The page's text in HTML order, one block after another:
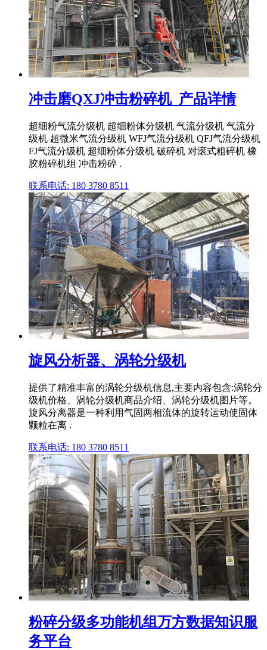
冲击磨QXJ冲击粉碎机_产品详情
超细粉气流分级机 超细粉体分级机 气流分级机 气流分
级机 超微米气流分级机 WFJ气流分级机 QFJ气流分级机
FJ气流分级机 超细粉体分级机 破碎机 对滚式粗碎机 橡
胶粉碎机组 冲击粉碎 .
联系电话: 180 3780 8511
旋风分析器、涡轮分级机
提供了精准丰富的涡轮分级机信息,主要内容包含:涡轮分
级机价格、涡轮分级机商品介绍、涡轮分级机图片等。
旋风分离器是一种利用气固两相流体的旋转运动使固体
颗粒在离 .
联系电话: 180 3780 8511
粉碎分级多功能机组万方数据知识服
务平台